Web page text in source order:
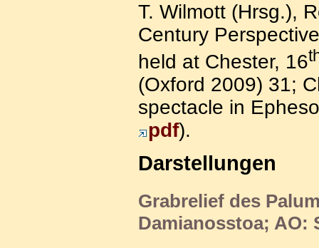
T. Wilmott (Hrsg.),
Century
held at Chester, 16
(Oxford 2009) 31;
spectacle in
pdf).
Darstellungen
Grabrelief des
Damianosstoa; AO: